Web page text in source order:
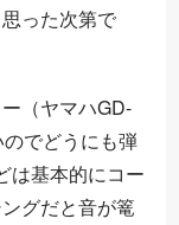
った次第で
（ヤマハGD-
でどうにも弾
は基本的にコー
グだと音が篭